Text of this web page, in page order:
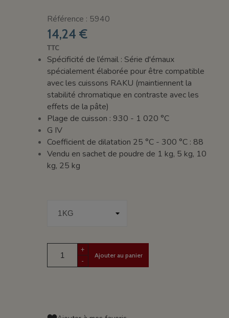
Référence : 5940
14,24 €
TTC
Spécificité de l’émail : Série d'émaux
spécialement élaborée pour être compatible
avec les cuissons RAKU (maintiennent la
stabilité chromatique en contraste avec les
effets de la pâte)
Plage de cuisson : 930 - 1 020 °C
G IV
Coefficient de dilatation 25 °C - 300 °C : 88
Vendu en sachet de poudre de 1 kg, 5 kg, 10
kg, 25 kg
+
-
Ajouter au panier